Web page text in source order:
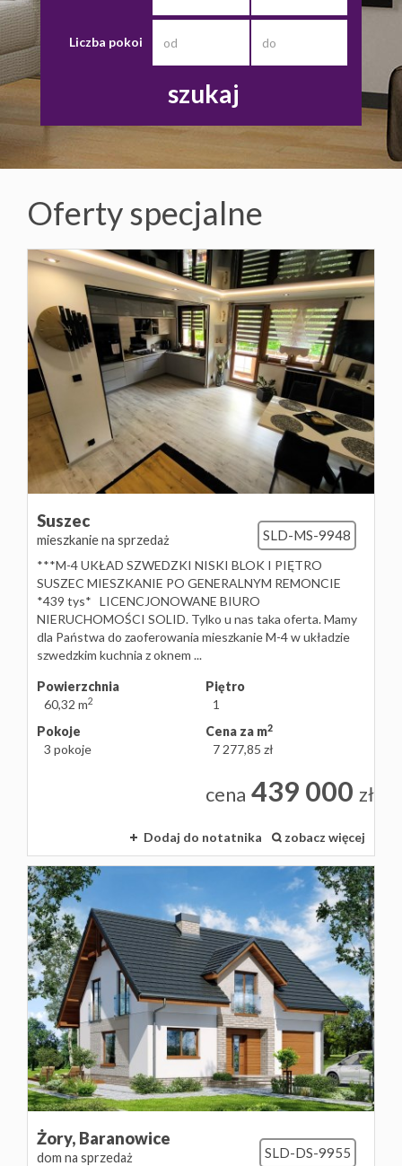
Cookies
Liczba pokoi
Oferty specjalne
Suszec
mieszkanie na sprzedaż SLD-MS-9948
***M-4 UKŁAD SZWEDZKI NISKI BLOK I PIĘTRO
SUSZEC MIESZKANIE PO GENERALNYM REMONCIE
*439 tys* LICENCJONOWANE BIURO
NIERUCHOMOŚCI SOLID. Tylko u nas taka oferta. Mamy
dla Państwa do zaoferowania mieszkanie M-4 w układzie
szwedzkim kuchnia z oknem ...
Powierzchnia
60,32 m2
Piętro
1
Pokoje
3 pokoje
Cena za m2
7 277,85 zł
cena 439 000 zł
Dodaj do notatnika zobacz więcej
Żory, Baranowice
dom na sprzedaż SLD-DS-9955